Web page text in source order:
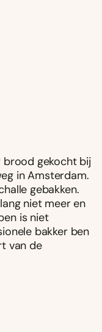
brood gekocht bij
in Amsterdam.
gebakken.
niet meer en
is niet
bakker ben
van de